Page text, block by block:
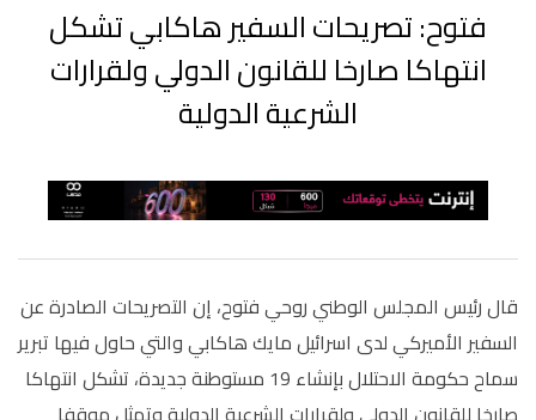
فتوح: تصريحات السفير هاكابي تشكل
انتهاكا صارخا للقانون الدولي ولقرارات
الشرعية الدولية
قال رئيس المجلس الوطني روحي فتوح، إن التصريحات الصادرة عن
السفير الأميركي لدى اسرائيل مايك هاكابي والتي حاول فيها تبرير
سماح حكومة الاحتلال بإنشاء 19 مستوطنة جديدة، تشكل انتهاكا